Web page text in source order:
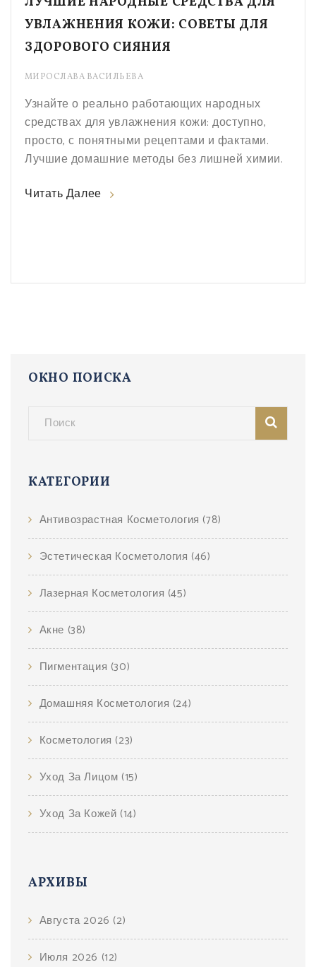
УВЛАЖНЕНИЯ КОЖИ: СОВЕТЫ ДЛЯ
ЗДОРОВОГО СИЯНИЯ
МИРОСЛАВА ВАСИЛЬЕВА
Узнайте о реально работающих народных
средствах для увлажнения кожи: доступно,
просто, с понятными рецептами и фактами.
Лучшие домашние методы без лишней химии.
Читать Далее
ОКНО ПОИСКА
КАТЕГОРИИ
Антивозрастная Косметология (78)
Эстетическая Косметология (46)
Лазерная Косметология (45)
Акне (38)
Пигментация (30)
Домашняя Косметология (24)
Косметология (23)
Уход За Лицом (15)
Уход За Кожей (14)
АРХИВЫ
Августа 2026 (2)
Июля 2026 (12)